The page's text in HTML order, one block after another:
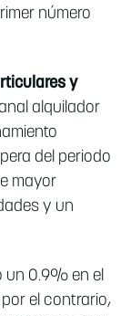
número
y
alquilador
del periodo
mayor
y un
un 0.9% en el
el contrario,